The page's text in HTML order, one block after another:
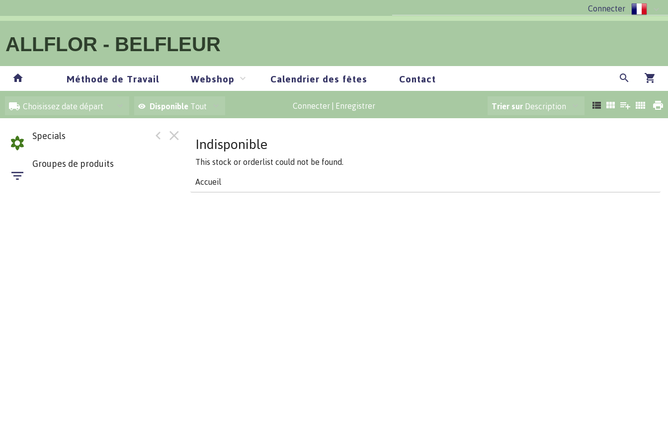
Connecter
ALLFLOR - BELFLEUR
Méthode de Travail Webshop Calendrier des fêtes Contact
Choisissez date départ Disponible Tout Connecter Enregistrer Trier sur Description
Specials
Groupes de produits
Indisponible
This stock or orderlist could not be found.
Accueil